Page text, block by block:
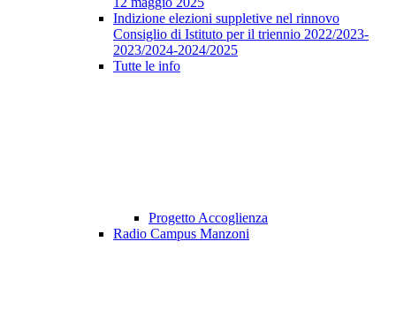
Indizione elezioni suppletive nel rinnovo
Consiglio di Istituto per il triennio 2022/2023-
2023/2024-2024/2025
Tutte le info
Progetto Accoglienza
Radio Campus Manzoni